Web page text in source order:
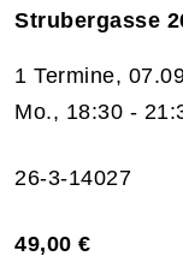
Strubergasse
1 Termine,
Mo., 18:30 -
26-3-14027
49,00 €